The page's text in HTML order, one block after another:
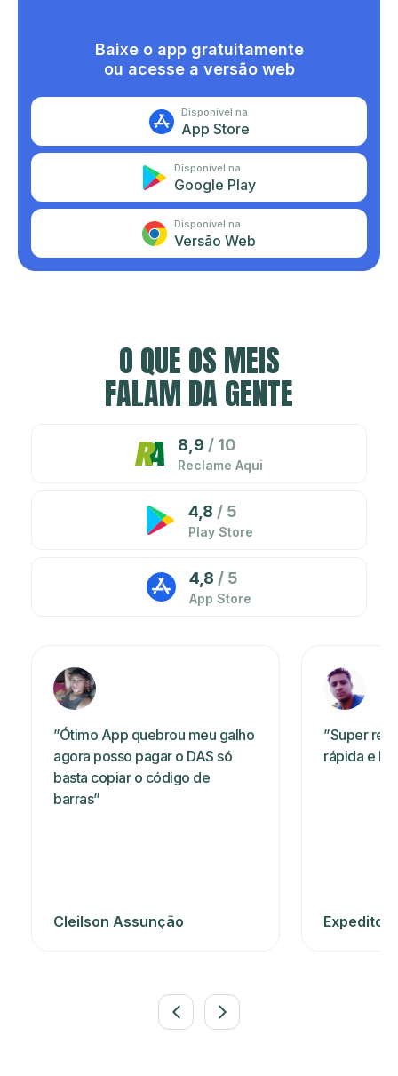
Baixe o app gratuitamente
ou acesse a versão web
Disponível na
App Store
Disponível na
Google Play
Disponível na
Versão Web
O QUE OS MEIS
FALAM DA GENTE
8,9 / 10
Reclame Aqui
4,8 / 5
Play Store
4,8 / 5
App Store
”Ótimo App quebrou meu galho
agora posso pagar o DAS só
basta copiar o código de
barras”
Cleilson Assunção
”Super
rápida e
Expedito